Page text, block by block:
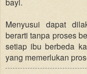
Menyusui dapat
berarti tanpa proses
setiap ibu berbeda
yang memerlukan